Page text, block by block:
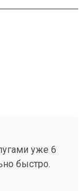
как и я,
мой
поставлю.
уже 6
быстро.